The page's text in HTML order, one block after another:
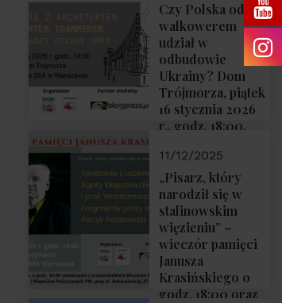
Czy Polska oddaje
walkowerem
udział w
odbudowie
Ukrainy? Dom
Trójmorza, piątek
16 stycznia 2026
r., godz. 18:00.
11/12/2025
„Pisarz, który
narodził się w
stalinowskim
więzieniu” –
wieczór pamięci
Janusza
Krasińskiego o
godz. 18:00 oraz